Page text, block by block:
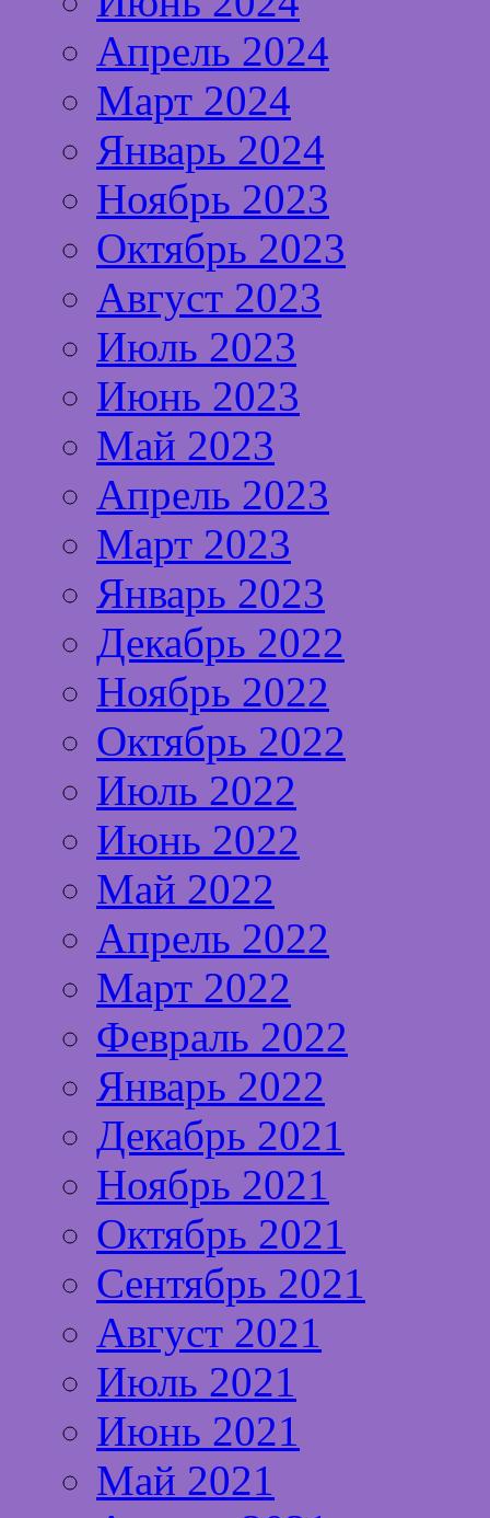
Апрель 2024
Март 2024
Январь 2024
Ноябрь 2023
Октябрь 2023
Август 2023
Июль 2023
Июнь 2023
Май 2023
Апрель 2023
Март 2023
Январь 2023
Декабрь 2022
Ноябрь 2022
Октябрь 2022
Июль 2022
Июнь 2022
Май 2022
Апрель 2022
Март 2022
Февраль 2022
Январь 2022
Декабрь 2021
Ноябрь 2021
Октябрь 2021
Сентябрь 2021
Август 2021
Июль 2021
Июнь 2021
Май 2021